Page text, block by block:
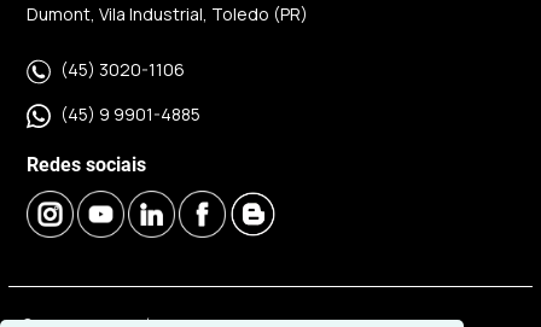
Dumont, Vila Industrial, Toledo (PR)
(45) 3020-1106
(45) 9 9901-4885
Redes sociais